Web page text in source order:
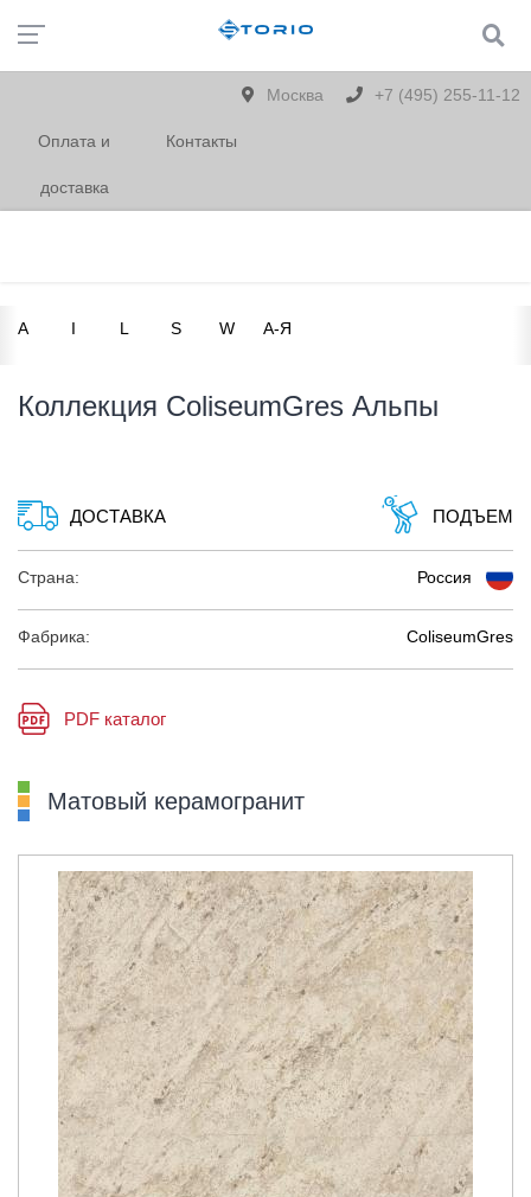
Москва +7 (495) 255-11-12
Оплата и
доставка
Контакты
A I L S W А-Я
Коллекция ColiseumGres Альпы
ДОСТАВКА ПОДЪЕМ
Страна: Россия
Фабрика: ColiseumGres
PDF каталог
Матовый керамогранит